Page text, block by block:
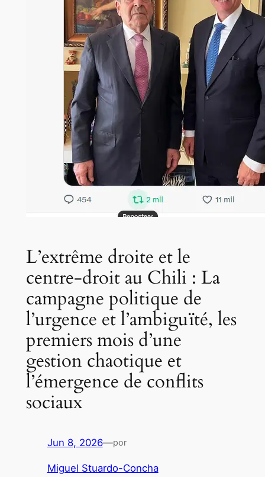
L’extrême droite et le
centre-droit au Chili : La
campagne politique de
l’urgence et l’ambiguïté, les
premiers mois d’une
gestion chaotique et
l’émergence de conflits
sociaux
Jun 8, 2026—por
Miguel Stuardo-Concha